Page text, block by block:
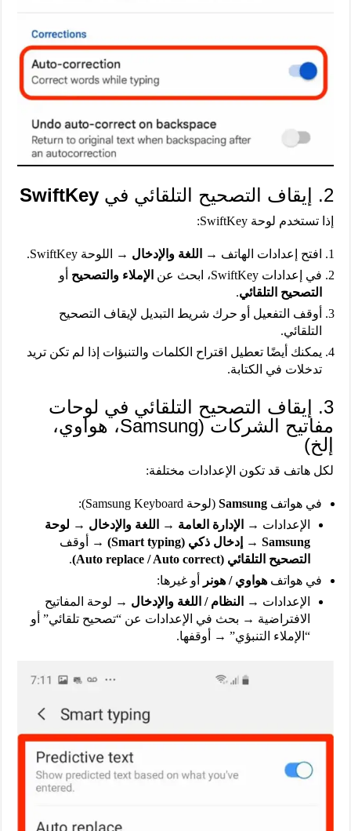
2. إيقاف التصحيح التلقائي في SwiftKey
إذا تستخدم لوحة SwiftKey:
افتح إعدادات الهاتف → اللغة والإدخال→ اللوحة SwiftKey.
في إعدادات SwiftKey، ابحث عن
الإملاء والتصحيحأو
التصحيح التلقائي.
أوقف التفعيل أو حرك شريط التبديل لإيقاف التصحيح
التلقائي.
يمكنك أيضًا تعطيل اقتراح الكلمات والتنبؤات إذا لم تكن تريد
تدخلات في الكتابة.
3. إيقاف التصحيح التلقائي في لوحات
مفاتيح الشركات (Samsung، هواوي،
إلخ)
لكل هاتف قد تكون الإعدادات مختلفة:
في هواتف Samsung(لوحة Samsung Keyboard):
الإعدادات →
الإدارة العامة → اللغة والإدخال→ لوحة
Samsung
→ إدخال ذكي (Smart typing)
→ أوقف
التصحيح التلقائي (Auto replace / Auto correct)
.
في هواتف هواوي / هونر
أو غيرها:
الإعدادات →
النظام / اللغة والإدخال→ لوحة المفاتيح
الافتراضية → بحث في الإعدادات عن “تصحيح تلقائي” أو
“الإملاء التنبؤي” → أوقفها.